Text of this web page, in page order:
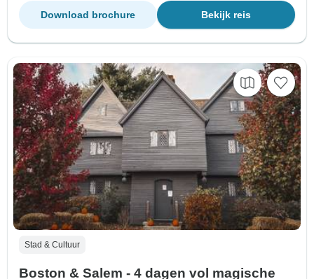
Bekijk reis
Download brochure
Stad & Cultuur
Boston & Salem - 4 dagen vol magische